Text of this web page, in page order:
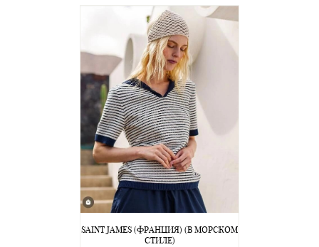
Подробнее
SAINT JAMES (ФРАНЦИЯ) (В МОРСКОМ
СТИЛЕ)